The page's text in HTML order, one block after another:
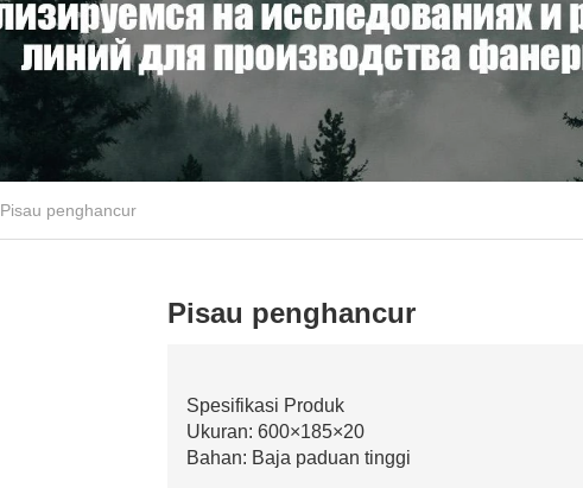
Pisau penghancur
Pisau penghancur
Spesifikasi Produk
Ukuran: 600×185×20
Bahan: Baja paduan tinggi